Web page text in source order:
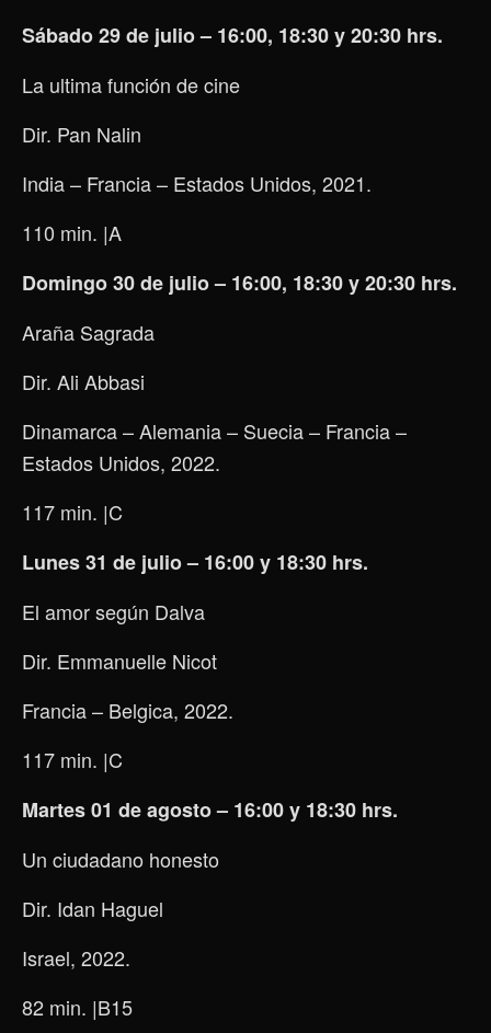
Sábado29 de julio – 16:00, 18:30 y 20:30 hrs.
La ultima función de cine
Dir. Pan Nalin
India – Francia – Estados Unidos, 2021.
110 min. |A
Domingo 30 de julio – 16:00, 18:30 y 20:30 hrs.
Araña Sagrada
Dir. Ali Abbasi
Dinamarca – Alemania – Suecia – Francia –
Estados Unidos, 2022.
117 min. |C
Lunes 31 de julio – 16:00 y 18:30 hrs.
El amor según Dalva
Dir. Emmanuelle Nicot
Francia – Belgica, 2022.
117 min. |C
Martes 01 de agosto – 16:00 y 18:30 hrs.
Un ciudadano honesto
Dir. Idan Haguel
Israel, 2022.
82 min. |B15